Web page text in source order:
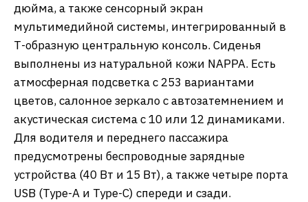
дюйма, а также сенсорный экран
мультимедийной системы, интегрированный в
Т-образную центральную консоль. Сиденья
выполнены из натуральной кожи NAPPA. Есть
атмосферная подсветка с 253 вариантами
цветов, салонное зеркало с автозатемнением и
акустическая система с 10 или 12 динамиками.
Для водителя и переднего пассажира
предусмотрены беспроводные зарядные
устройства (40 Вт и 15 Вт), а также четыре порта
USB (Type-A и Type-C) спереди и сзади.